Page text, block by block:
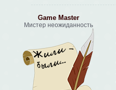
Game Master
Мистер неожиданность